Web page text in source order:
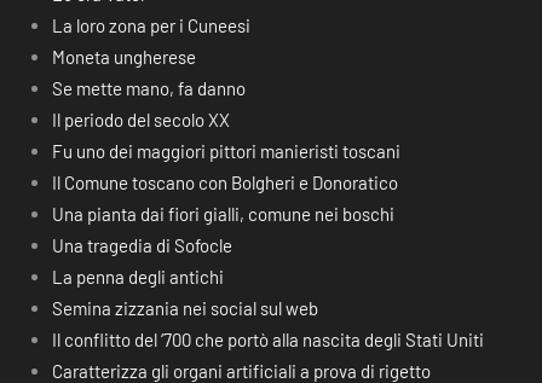
La loro zona per i Cuneesi
Moneta ungherese
Se mette mano, fa danno
Il periodo del secolo XX
Fu uno dei maggiori pittori manieristi toscani
Il Comune toscano con Bolgheri e Donoratico
Una pianta dai fiori gialli, comune nei boschi
Una tragedia di Sofocle
La penna degli antichi
Semina zizzania nei social sul web
Il conflitto del ‘700 che portò alla nascita degli Stati Uniti
Caratterizza gli organi artificiali a prova di rigetto